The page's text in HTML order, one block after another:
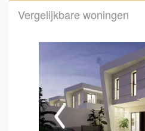
Vergelijkbare woningen